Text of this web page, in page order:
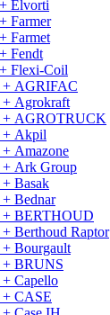
Elvorti
Farmer
Farmet
Fendt
Flexi-Coil
+ AGRIFAC
+ Agrokraft
+ AGROTRUCK
+ Akpil
Amazone
+ Ark Group
Basak
Bednar
+ BERTHOUD
Berthoud Raptor
Bourgault
+ BRUNS
Capello
+ CASE